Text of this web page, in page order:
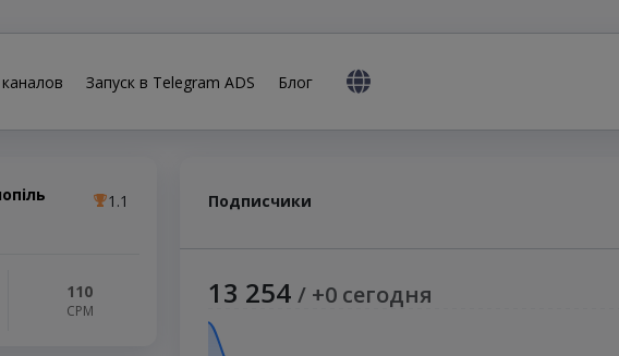
Запуск в Telegram ADS Блог
1.1
110
СРМ
Подписчики
13 254 / +0 сегодня